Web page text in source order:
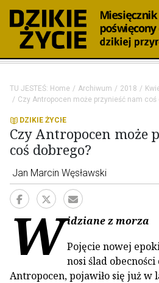
TU JESTEŚ: Home Archiwum 2018
Czy Antropocen może przynieść nam coś
DZIKIE ŻYCIE
Czy Antropocen może
coś dobrego?
Jan Marcin Węsławski
Widziane z morza
Pojęcie nowej
nosi ślad obecności
Antropocen, pojawiło się już w